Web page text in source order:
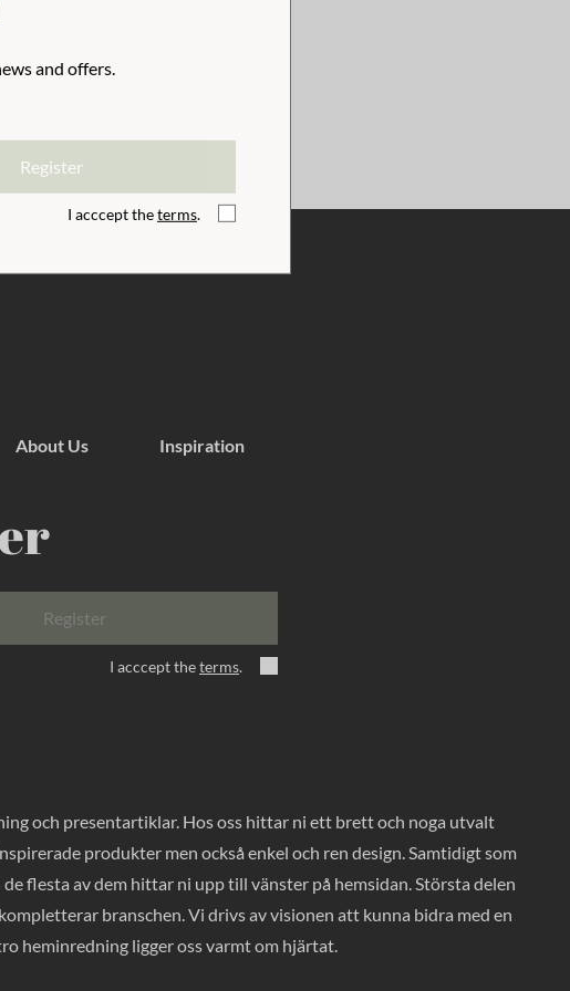
BETWEEN 1-4 WORKING DAYS!
WITH KLARNA CHECKOUT!
About Us Inspiration
Register
I acccept theterms.
och presentartiklar. Hos oss hittar ni ett brett och noga utvalt
produkter men också enkel och ren design. Samtidigt som
flesta av dem hittar ni upp till vänster på hemsidan. Största delen
branschen. Vi drivs av visionen att kunna bidra med en
heminredning ligger oss varmt om hjärtat.
and offers.
Register
I acccept theterms.